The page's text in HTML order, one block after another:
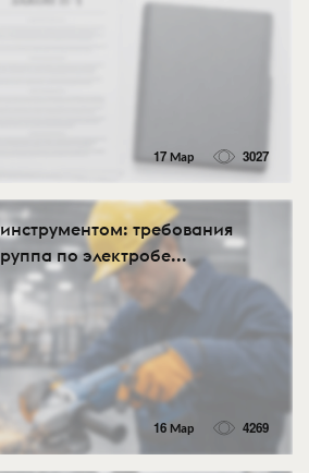
17 Мар 3027
требования
по электробе...
16 Мар 4269